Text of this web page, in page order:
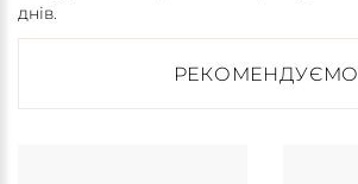
днів.
РЕКОМЕНДУЄМО